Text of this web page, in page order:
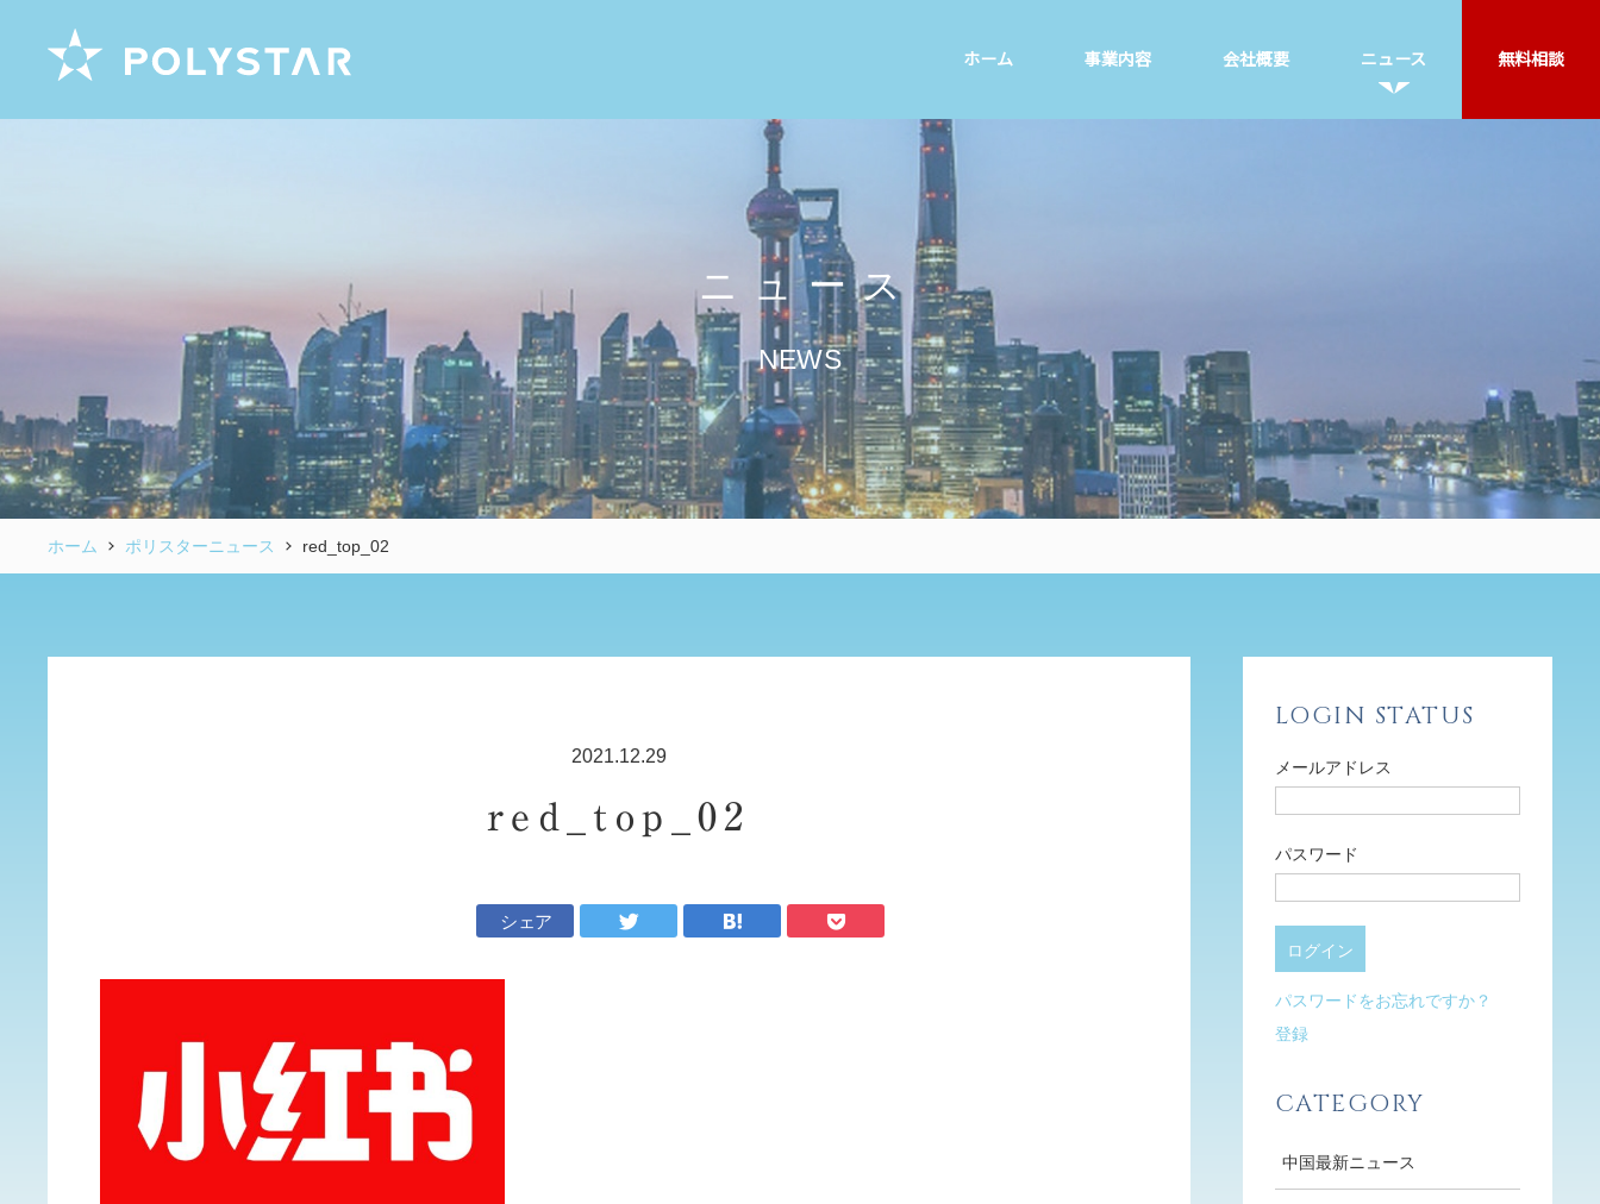
ホーム 事業内容 会社概要 ニュース 無料相談
ニュース
NEWS
ホーム ポリスターニュース red_top_02
2021.12.29
red_top_02
シェア
LOGIN STATUS
メールアドレス
パスワード
パスワードをお忘れですか？
登録
CATEGORY
中国最新ニュース